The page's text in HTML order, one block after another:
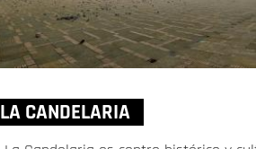
LA CANDELARIA